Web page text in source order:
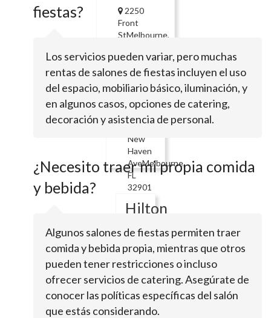
2250
Front
StMelbourne,
The
Gallery
Nightclub
701 E
New
Haven
AveMelbourne,
FL
32901
Hilton
Hotels
&
Resorts
200
Rialto
fiestas?
Los servicios pueden variar, pero muchas
rentas de salones de fiestas incluyen el uso
del espacio, mobiliario básico, iluminación, y
en algunos casos, opciones de catering,
decoración y asistencia de personal.
¿Necesito traer mi propia comida
y bebida?
Algunos salones de fiestas permiten traer
comida y bebida propia, mientras que otros
pueden tener restricciones o incluso
ofrecer servicios de catering. Asegúrate de
conocer las políticas específicas del salón
que estás considerando.